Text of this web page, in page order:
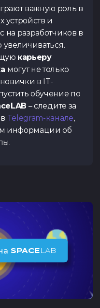
важную роль в
и
на разработчиков в
увеличиваться.
карьеру
могут не только
в IT-
обучение по
– следите за
Telegram-канале,
информации об
SPACE LAB